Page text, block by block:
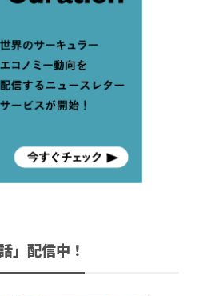
」配信中！